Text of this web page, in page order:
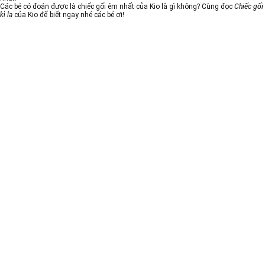
Các bé có đoán được là chiếc gối êm nhất của Kio là gì không? Cùng đọc Chiếc gối
kì lạ của Kio để biết ngay nhé các bé ơi!